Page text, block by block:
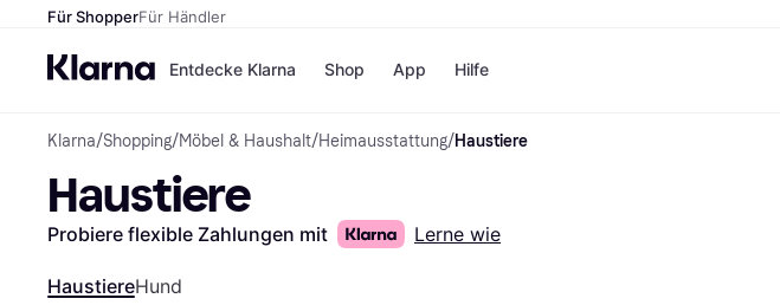
Für ShopperFür Händler
Entdecke Klarna
Zahlungsmethoden
Bezahle in 3
Teilzahlungen
Shop
Shops
Temu
Kaufland.at
App Hilfe
Klarna/Shopping/Möbel & Haushalt/Heimausstattung/Haustiere
Haustiere
Probiere flexible Zahlungen mit Lerne wie
HaustiereHund